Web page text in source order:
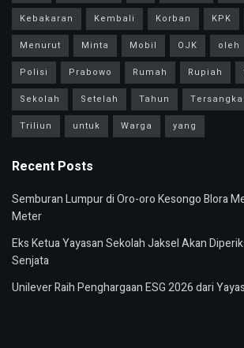
Kebakaran
Kembali Korban KPK
Menurut
Minta Mobil OJK oleh
Polisi
Prabowo Rumah Rupiah
Sekolah
Setelah Tahun Tersangka
Triliun
untuk Warga yang
Recent Posts
Semburan Lumpur di Oro-oro Kesongo Blora
Meter
Eks Ketua Yayasan Sekolah Jaksel Akan
Senjata
Unilever Raih Penghargaan ESG 2026 dari